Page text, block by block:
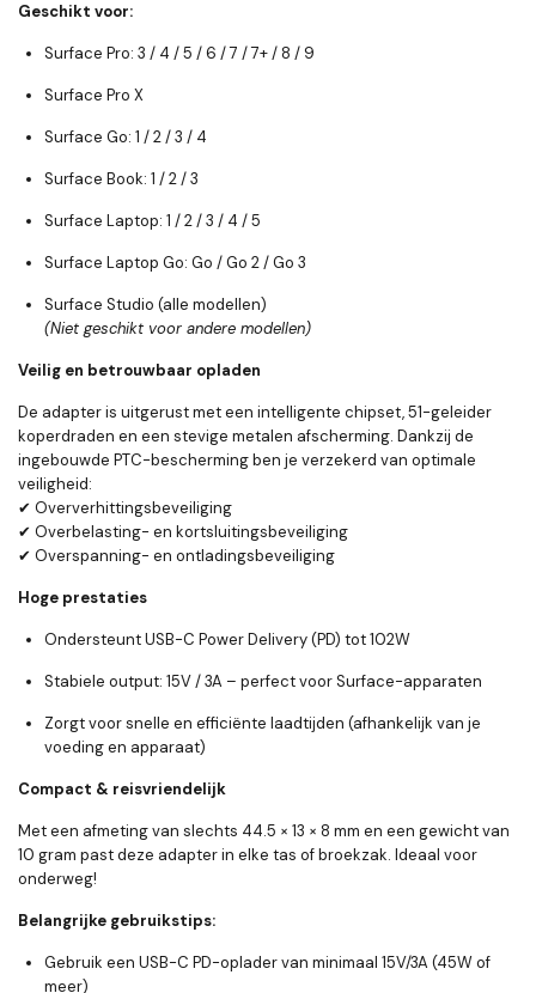
Geschikt voor:
Surface Pro: 3 / 4 / 5 / 6 / 7 / 7+ / 8 / 9
Surface Pro X
Surface Go: 1 / 2 / 3 / 4
Surface Book: 1 / 2 / 3
Surface Laptop: 1 / 2 / 3 / 4 / 5
Surface Laptop Go: Go / Go 2 / Go 3
Surface Studio (alle modellen)
(Niet geschikt voor andere modellen)
Veilig en betrouwbaar opladen
De adapter is uitgerust met een intelligente chipset, 51-geleider
koperdraden en een stevige metalen afscherming. Dankzij de
ingebouwde PTC-bescherming ben je verzekerd van optimale
veiligheid:
✔ Oververhittingsbeveiliging
✔ Overbelasting- en kortsluitingsbeveiliging
✔ Overspanning- en ontladingsbeveiliging
Hoge prestaties
OndersteuntUSB-C Power Delivery (PD) tot102W
Stabiele output: 15V / 3A – perfect voor Surface-apparaten
Zorgt voor snelle en efficiënte laadtijden (afhankelijk van je
voeding en apparaat)
Compact & reisvriendelijk
Met een afmeting van slechts 44.5 × 13 × 8 mm en een gewicht van
10 gram past deze adapter in elke tas of broekzak. Ideaal voor
onderweg!
Belangrijke gebruikstips:
Gebruik een USB-C PD-oplader van minimaal 15V/3A (45W of
meer)